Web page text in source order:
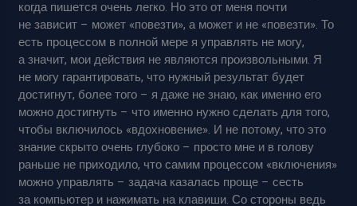
когда пишется очень легко. Но это от меня почти
не зависит – может «повезти», а может и не «повезти». То
есть процессом в полной мере я управлять не могу,
а значит, мои действия не являются произвольными. Я
не могу гарантировать, что нужный результат будет
достигнут, более того – я даже не знаю, как именно его
можно достигнуть – что именно нужно сделать для того,
чтобы включилось «вдохновение». И не потому, что это
знание скрыто очень глубоко – просто мне и в голову
раньше не приходило, что самим процессом «включения»
можно управлять – задача казалась проще – сесть
за компьютер и нажимать на клавиши. Со стороны ведь